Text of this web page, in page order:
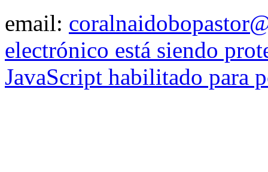
email:
electrónico está siendo
JavaScript habilitado para